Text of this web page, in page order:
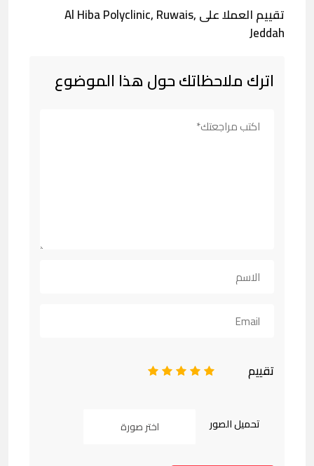
تقييم العملا على Al Hiba Polyclinic, Ruwais,
Jeddah
اترك ملاحظاتك حول هذا الموضوع
تقييم 5
4
3
2
تحميل الصور اختر صورة